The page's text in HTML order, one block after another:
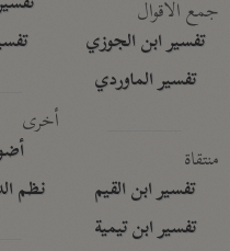
جمع الأقوال
تفسير ابن الجوزي
تفسير الماوردي
منتقاة
تفسير ابن القيم
تفسير ابن تيمية
أخرى
نظم